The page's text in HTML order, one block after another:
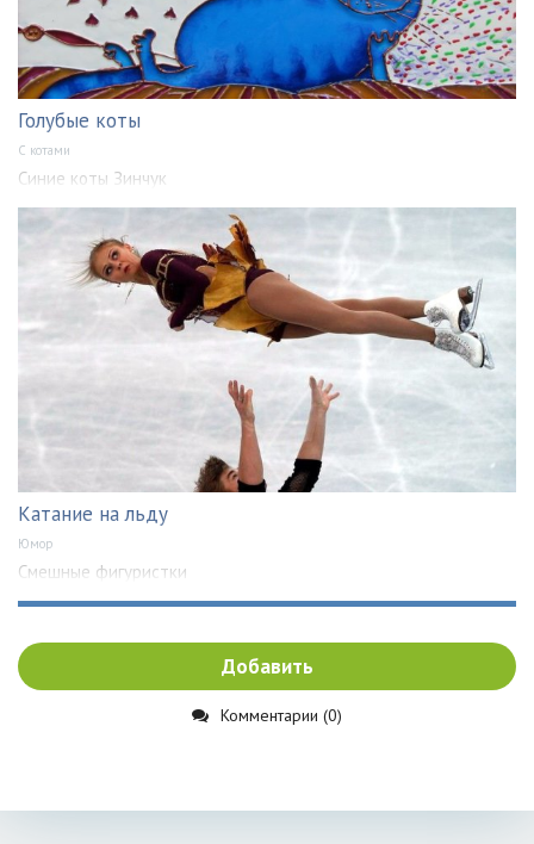
Голубые коты
С котами
Синие коты Зинчук
Катание на льду
Юмор
Смешные фигуристки
Добавить
Комментарии (0)